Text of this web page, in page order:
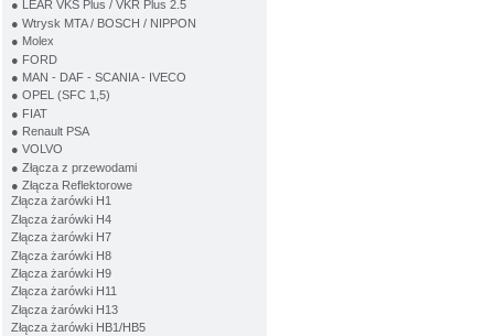
● LEAR VKS Plus / VKR Plus 2.5
● Wtrysk MTA / BOSCH / NIPPON
● Molex
● FORD
● MAN - DAF - SCANIA - IVECO
● OPEL (SFC 1,5)
● FIAT
● Renault PSA
● VOLVO
● Złącza z przewodami
● Złącza Reflektorowe
Złącza żarówki H1
Złącza żarówki H4
Złącza żarówki H7
Złącza żarówki H8
Złącza żarówki H9
Złącza żarówki H11
Złącza żarówki H13
Złącza żarówki HB1/HB5